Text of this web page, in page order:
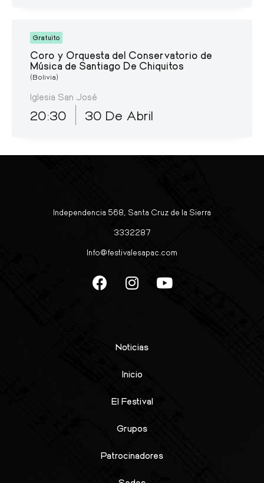
Gratuito
Coro y Orquesta del Conservatorio de
Música de Santiago De Chiquitos
(Bolivia)
Iglesia San José
20:30 30 De Abril
Independencia 568, Santa Cruz de la Sierra
3332287
Info@festivalesapac.com
Noticias
Inicio
El Festival
Grupos
Patrocinadores